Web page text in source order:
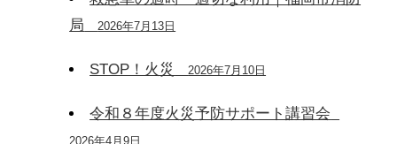
局
2026年7月13日
STOP！火災 2026年7月10日
令和８年度火災予防サポート講習会
2026年4月9日